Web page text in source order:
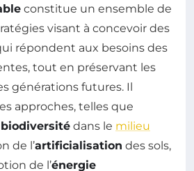
constitue un ensemble de
visant à concevoir des
répondent aux besoins des
tout en préservant les
générations futures. Il
approches, telles que
biodiversité dans le milieu
de l’artificialisation des sols,
de l’énergie